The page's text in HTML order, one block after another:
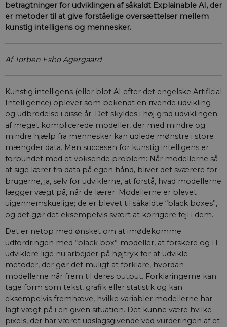
betragtninger for udviklingen af såkaldt Explainable AI, der
er metoder til at give forståelige oversættelser mellem
kunstig intelligens og mennesker.
Af Torben Esbo Agergaard
Kunstig intelligens (eller blot AI efter det engelske Artificial
Intelligence) oplever som bekendt en rivende udvikling
og udbredelse i disse år. Det skyldes i høj grad udviklingen
af meget komplicerede modeller, der med mindre og
mindre hjælp fra mennesker kan udlede mønstre i store
mængder data. Men succesen for kunstig intelligens er
forbundet med et voksende problem: Når modellerne så
at sige lærer fra data på egen hånd, bliver det sværere for
brugerne, ja, selv for udviklerne, at forstå, hvad modellerne
lægger vægt på, når de lærer. Modellerne er blevet
uigennemskuelige; de er blevet til såkaldte “black boxes”,
og det gør det eksempelvis svært at korrigere fejl i dem.
Det er netop med ønsket om at imødekomme
udfordringen med “black box”-modeller, at forskere og IT-
udviklere lige nu arbejder på højtryk for at udvikle
metoder, der gør det muligt at forklare, hvordan
modellerne når frem til deres output. Forklaringerne kan
tage form som tekst, grafik eller statistik og kan
eksempelvis fremhæve, hvilke variabler modellerne har
lagt vægt på i en given situation. Det kunne være hvilke
pixels, der har været udslagsgivende ved vurderingen af et